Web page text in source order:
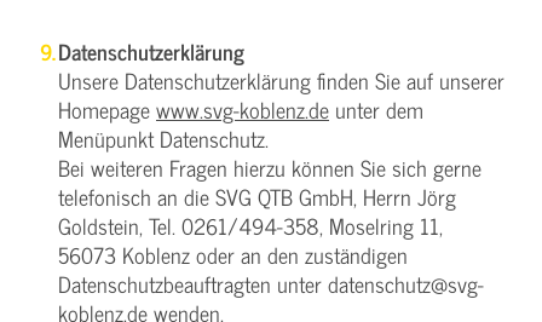
Datenschutzerklärung
Unsere Datenschutzerklärung finden Sie auf unserer
Homepagewww.svg-koblenz.de unter dem
Menüpunkt Datenschutz.
Bei weiteren Fragen hierzu können Sie sich gerne
telefonisch an die SVG QTB GmbH, Herrn Jörg
Goldstein, Tel. 0261/494-358, Moselring 11,
56073 Koblenz oder an den zuständigen
Datenschutzbeauftragten unter datenschutz@svg-
koblenz.de wenden.